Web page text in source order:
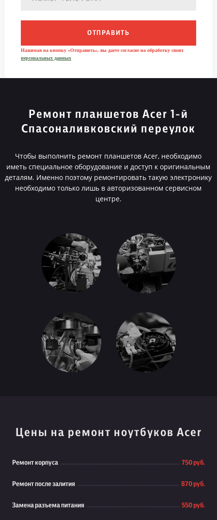
ОТПРАВИТЬ
Нажимая на кнопку «Отправить», вы даете согласие на обработку своих
персональных данных
Ремонт планшетов Acer 1-й
Спасоналивковский переулок
Чтобы выполнить ремонт планшетов Acer, необходимо
иметь специальное оборудование и доступ к оригинальным
деталям. Именно поэтому ремонтировать такую электронику
необходимо только лишь в авторизованном сервисном
центре.
Цены на ремонт ноутбуков Acer
Ремонт корпуса 750 руб.
Ремонт после залития 870 руб.
Замена разъема питания 550 руб.